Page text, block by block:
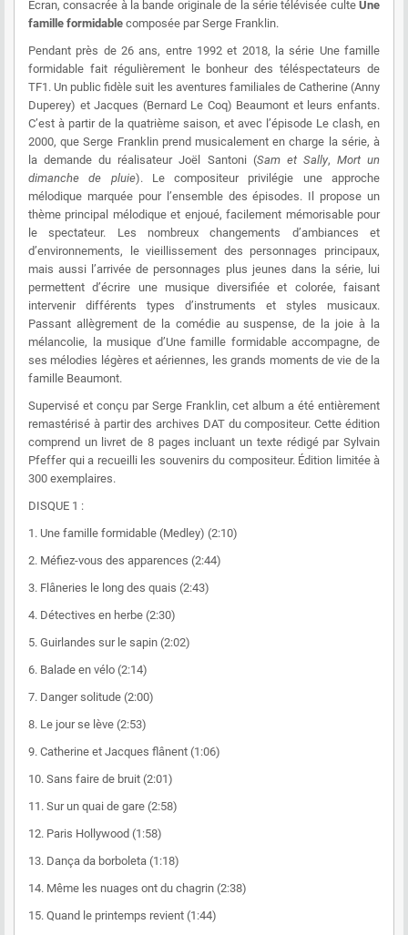
Écran, consacrée à la bande originale de la série télévisée culte Une
famille formidable composée par Serge Franklin.
Pendant près de 26 ans, entre 1992 et 2018, la série Une famille
formidable fait régulièrement le bonheur des téléspectateurs de
TF1. Un public fidèle suit les aventures familiales de Catherine (Anny
Duperey) et Jacques (Bernard Le Coq) Beaumont et leurs enfants.
C’est à partir de la quatrième saison, et avec l’épisode Le clash, en
2000, que Serge Franklin prend musicalement en charge la série, à
la demande du réalisateur Joël Santoni (Sam et Sally, Mort un
dimanche de pluie). Le compositeur privilégie une approche
mélodique marquée pour l’ensemble des épisodes. Il propose un
thème principal mélodique et enjoué, facilement mémorisable pour
le spectateur. Les nombreux changements d’ambiances et
d’environnements, le vieillissement des personnages principaux,
mais aussi l’arrivée de personnages plus jeunes dans la série, lui
permettent d’écrire une musique diversifiée et colorée, faisant
intervenir différents types d’instruments et styles musicaux.
Passant allègrement de la comédie au suspense, de la joie à la
mélancolie, la musique d’Une famille formidable accompagne, de
ses mélodies légères et aériennes, les grands moments de vie de la
famille Beaumont.
Supervisé et conçu par Serge Franklin, cet album a été entièrement
remastérisé à partir des archives DAT du compositeur. Cette édition
comprend un livret de 8 pages incluant un texte rédigé par Sylvain
Pfeffer qui a recueilli les souvenirs du compositeur. Édition limitée à
300 exemplaires.
DISQUE 1 :
1. Une famille formidable (Medley) (2:10)
2. Méfiez-vous des apparences (2:44)
3. Flâneries le long des quais (2:43)
4. Détectives en herbe (2:30)
5. Guirlandes sur le sapin (2:02)
6. Balade en vélo (2:14)
7. Danger solitude (2:00)
8. Le jour se lève (2:53)
9. Catherine et Jacques flânent (1:06)
10. Sans faire de bruit (2:01)
11. Sur un quai de gare (2:58)
12. Paris Hollywood (1:58)
13. Dança da borboleta (1:18)
14. Même les nuages ont du chagrin (2:38)
15. Quand le printemps revient (1:44)